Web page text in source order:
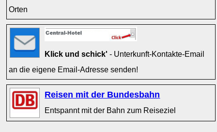
Orten
Klick und schick' - Unterkunft-Kontakte-Email
an die eigene Email-Adresse senden!
Reisen mit der Bundesbahn
Entspannt mit der Bahn zum Reiseziel